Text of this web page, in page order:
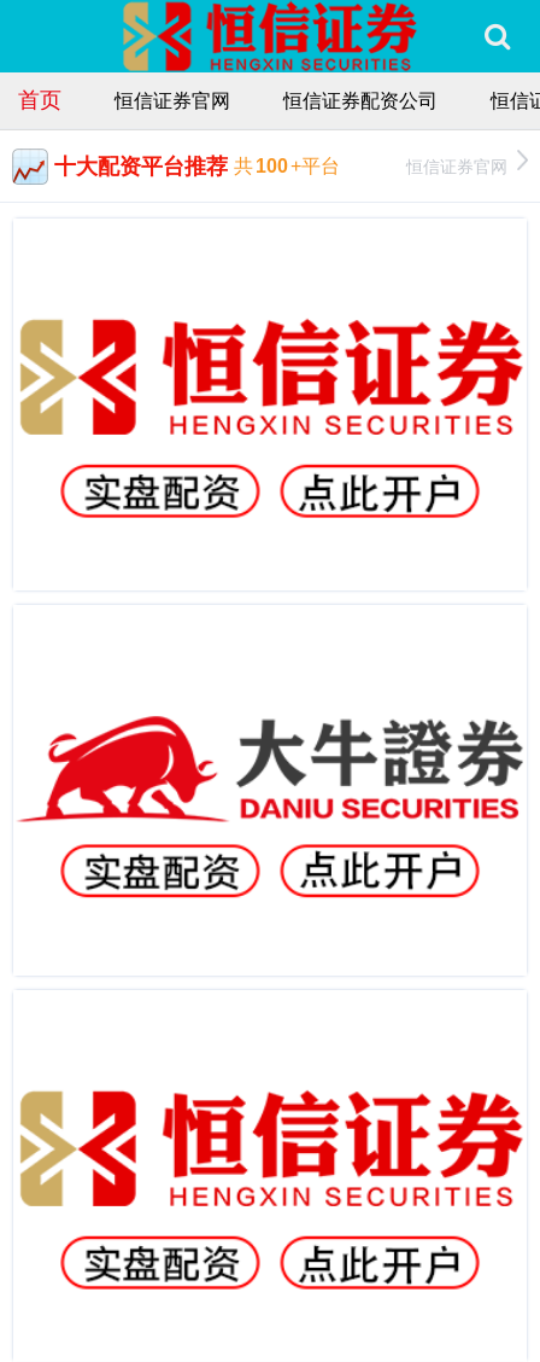
首页 恒信证券官网 恒信证券配资公司 恒信
十大配资平台推荐 共100+平台 恒信证券官网